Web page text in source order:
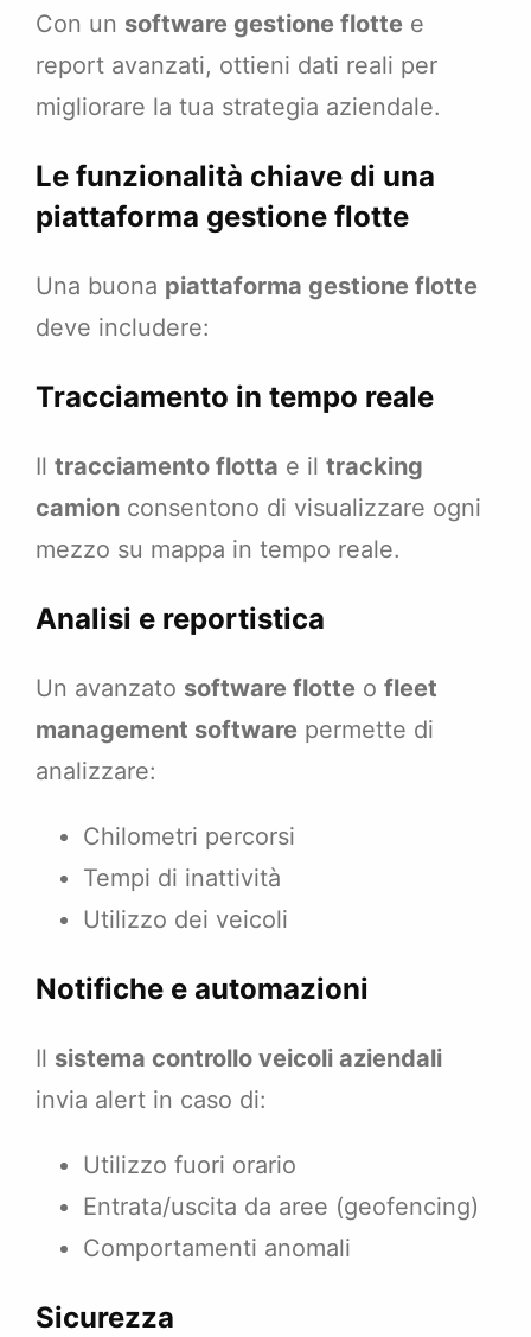
Con un software gestione flotte e
report avanzati, ottieni dati reali per
migliorare la tua strategia aziendale.
Le funzionalità chiave di una
piattaforma gestione flotte
Una buona piattaforma gestione flotte
deve includere:
Tracciamento in tempo reale
Il tracciamento flotta e il tracking
camion consentono di visualizzare ogni
mezzo su mappa in tempo reale.
Analisi e reportistica
Un avanzato software flotte o fleet
management software permette di
analizzare:
Chilometri percorsi
Tempi di inattività
Utilizzo dei veicoli
Notifiche e automazioni
Il sistema controllo veicoli aziendali
invia alert in caso di:
Utilizzo fuori orario
Entrata/uscita da aree (geofencing)
Comportamenti anomali
Sicurezza